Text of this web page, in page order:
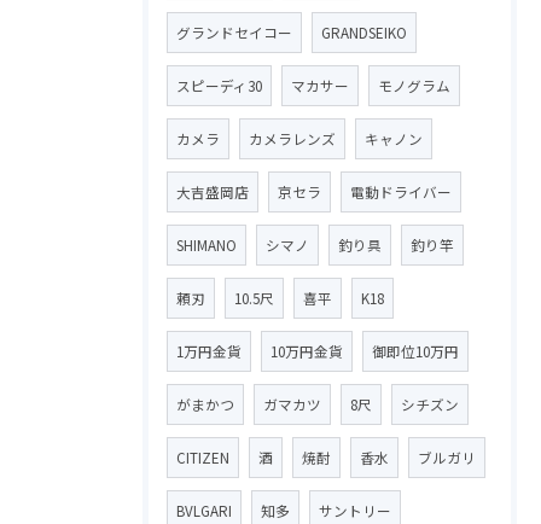
グランドセイコー GRANDSEIKO
スピーディ30 マカサー モノグラム
カメラ カメラレンズ キャノン
大吉盛岡店 京セラ 電動ドライバー
SHIMANO シマノ 釣り具 釣り竿
頼刃 10.5尺 喜平 K18
1万円金貨 10万円金貨 御即位10万円
がまかつ ガマカツ 8尺 シチズン
CITIZEN 酒 焼酎 香水 ブルガリ
BVLGARI 知多 サントリー